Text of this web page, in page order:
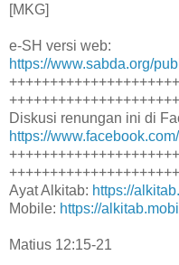
[MKG]
e-SH versi web:
https://www.sabda.org/
Diskusi renungan ini di
https://
Ayat Alkitab: https://
Mobile: https://
Matius 12:15-21